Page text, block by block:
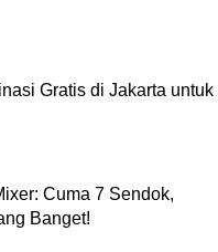
Gratis di Jakarta untuk
Cuma 7 Sendok,
Banget!